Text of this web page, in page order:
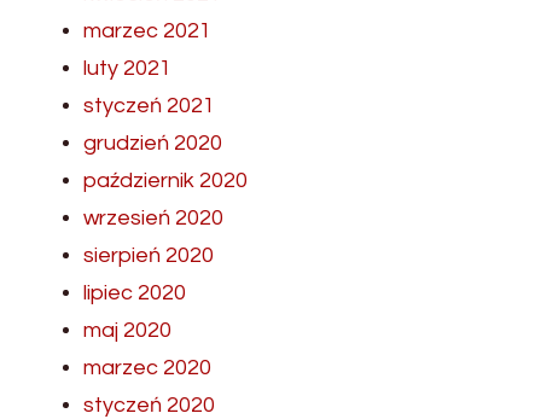
marzec 2021
luty 2021
styczeń 2021
grudzień 2020
październik 2020
wrzesień 2020
sierpień 2020
lipiec 2020
maj 2020
marzec 2020
styczeń 2020